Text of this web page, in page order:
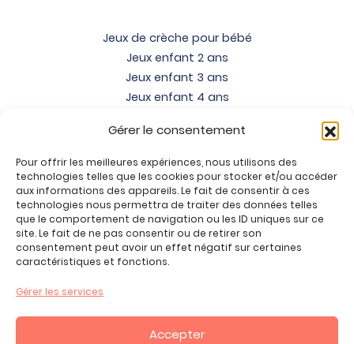
Gérer le consentement
Pour offrir les meilleures expériences, nous utilisons des
technologies telles que les cookies pour stocker et/ou accéder
aux informations des appareils. Le fait de consentir à ces
technologies nous permettra de traiter des données telles
que le comportement de navigation ou les ID uniques sur ce
site. Le fait de ne pas consentir ou de retirer son
consentement peut avoir un effet négatif sur certaines
caractéristiques et fonctions.
Gérer les services
Accepter
Jeux de crèche pour bébé
Jeux enfant 2 ans
Jeux enfant 3 ans
Jeux enfant 4 ans
Jeux enfant 6 ans
Jeux enfant 7 ans
Jeux enfant 8 ans
Jeux enfant 9 ans
Jeux enfant 10 ans
Jeux enfant 11 ans
Jeux enfant 12 ans
Promos jeux de loisirs créatifs
Plan du site
Contact